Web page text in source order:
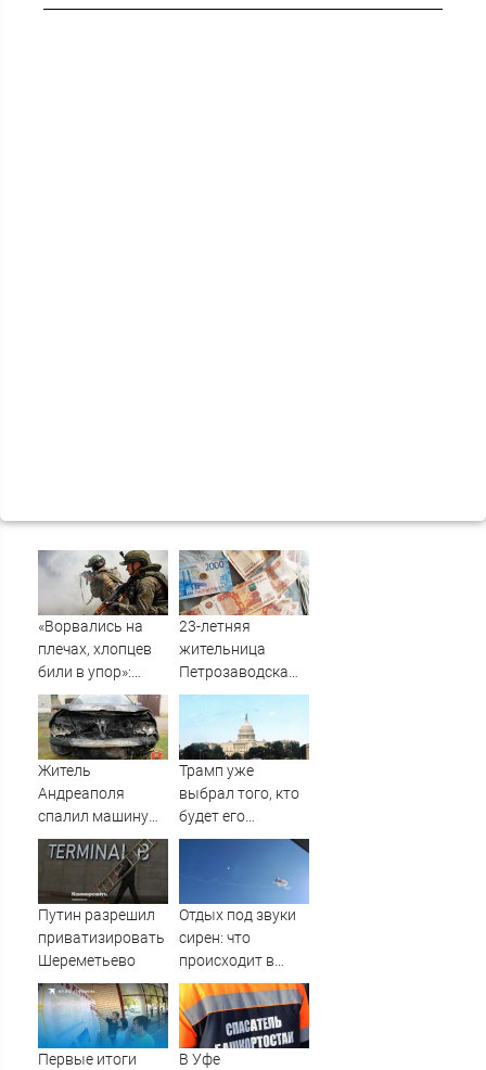
«Ворвались на
плечах, хлопцев
били в упор»:
Алексеево-
Дружковка стала
могильником для
«птах Мадьяра»
23-летняя
жительница
Петрозаводска
вынесла все
деньги из дома
родителей
Житель
Андреаполя
спалил машину
молодого
ухажера своей
жены – Новости
Твери и городов
сегодня -
Тверские новости.
Новости Твери.
Тверь н
Трамп уже
выбрал того, кто
будет его
преемником
Путин разрешил
приватизировать
Шереметьево
Отдых под звуки
сирен: что
происходит в
Сочи на фоне
массированных
атак
беспилотников
Первые итоги
В Уфе